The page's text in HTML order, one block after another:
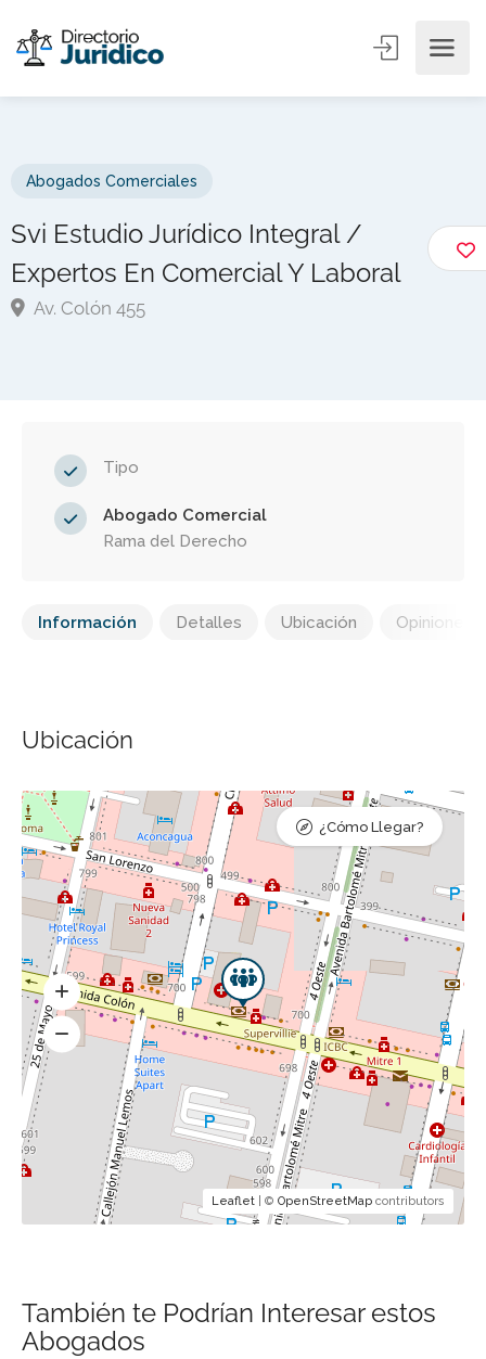
Abogados Comerciales
Svi Estudio Jurídico Integral /
Expertos En Comercial Y Laboral
Av. Colón 455
Tipo
Abogado Comercial
Rama del Derecho
Información Detalles Ubicación Opiniones
Ubicación
Leaflet | © OpenStreetMap contributors
¿Cómo Llegar?
También te Podrían Interesar estos
Abogados